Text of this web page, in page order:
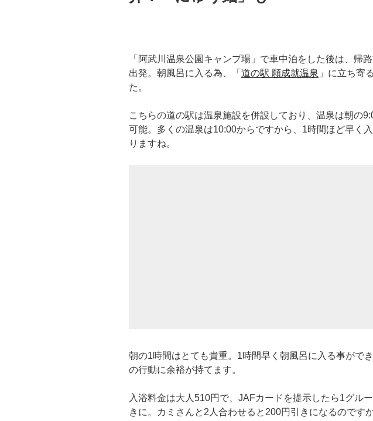
「阿武川温泉公園キャンプ場」で車中泊をした後は、帰
出発。朝風呂に入る為、「 道の駅 願成就温泉 」に立ち寄
た。
こちらの道の駅は温泉施設を併設しており、温泉は朝の
可能。多くの温泉は10:00からですから、1時間ほど早く
りますね。
朝の1時間はとても貴重。1時間早く朝風呂に入る事がで
の行動に余裕が持てます。
入浴料金は大人510円で、JAFカードを提示したら1グルー
きに。カミさんと2人合わせると200円引きになるのです